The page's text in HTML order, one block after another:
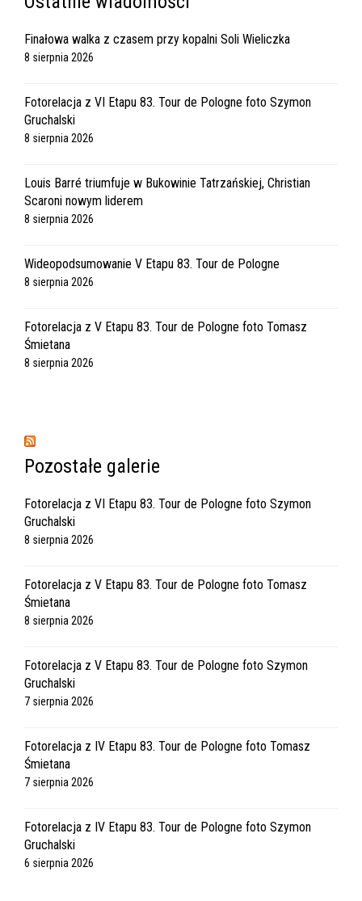
Finałowa walka z czasem przy kopalni Soli Wieliczka
8 sierpnia 2026
Fotorelacja z VI Etapu 83. Tour de Pologne foto Szymon
Gruchalski
8 sierpnia 2026
Louis Barré triumfuje w Bukowinie Tatrzańskiej, Christian
Scaroni nowym liderem
8 sierpnia 2026
Wideopodsumowanie V Etapu 83. Tour de Pologne
8 sierpnia 2026
Fotorelacja z V Etapu 83. Tour de Pologne foto Tomasz
Śmietana
8 sierpnia 2026
Pozostałe galerie
Fotorelacja z VI Etapu 83. Tour de Pologne foto Szymon
Gruchalski
8 sierpnia 2026
Fotorelacja z V Etapu 83. Tour de Pologne foto Tomasz
Śmietana
8 sierpnia 2026
Fotorelacja z V Etapu 83. Tour de Pologne foto Szymon
Gruchalski
7 sierpnia 2026
Fotorelacja z IV Etapu 83. Tour de Pologne foto Tomasz
Śmietana
7 sierpnia 2026
Fotorelacja z IV Etapu 83. Tour de Pologne foto Szymon
Gruchalski
6 sierpnia 2026